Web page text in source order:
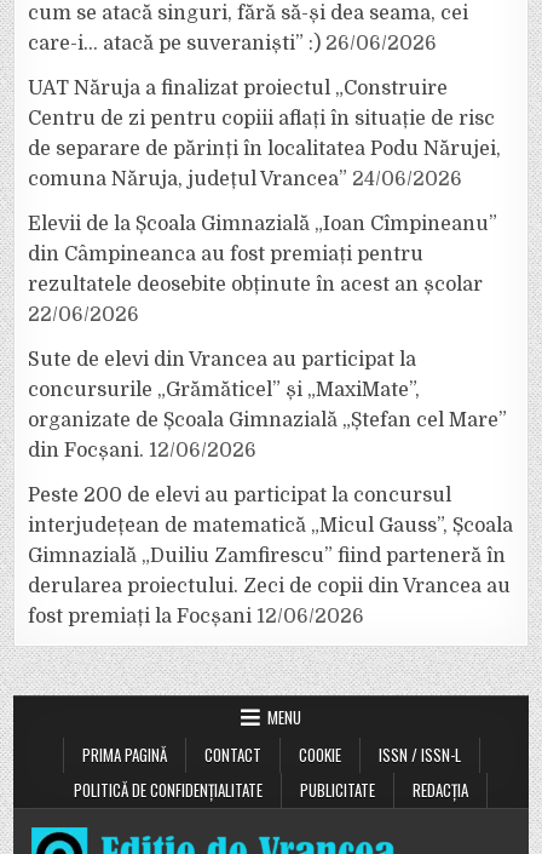
cum se atacă singuri, fără să-și dea seama, cei
care-i… atacă pe suveraniști” :) 26/06/2026
UAT Năruja a finalizat proiectul „Construire
Centru de zi pentru copiii aflați în situație de risc
de separare de părinți în localitatea Podu Nărujei,
comuna Năruja, județul Vrancea” 24/06/2026
Elevii de la Școala Gimnazială „Ioan Cîmpineanu”
din Câmpineanca au fost premiați pentru
rezultatele deosebite obținute în acest an școlar
22/06/2026
Sute de elevi din Vrancea au participat la
concursurile „Grămăticel” și „MaxiMate”,
organizate de Școala Gimnazială „Ștefan cel Mare”
din Focșani. 12/06/2026
Peste 200 de elevi au participat la concursul
interjudețean de matematică „Micul Gauss”, Școala
Gimnazială „Duiliu Zamfirescu” fiind parteneră în
derularea proiectului. Zeci de copii din Vrancea au
fost premiați la Focșani 12/06/2026
MENU
PRIMA PAGINĂ
CONTACT COOKIE
ISSN / ISSN-L
POLITICĂ DE CONFIDENȚIALITATE
PUBLICITATE REDACȚIA